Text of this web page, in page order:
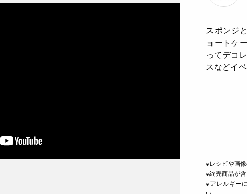
スポンジ
ョートケ
ってデコ
スなどイ
※レシピや画
※終売商品が
※アレルギー